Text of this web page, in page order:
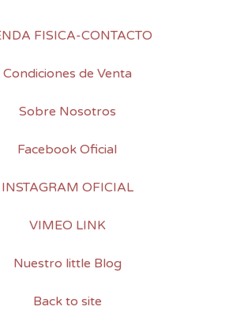
FISICA-CONTACTO
Condiciones de Venta
Sobre Nosotros
Facebook Oficial
INSTAGRAM OFICIAL
VIMEO LINK
Nuestro little Blog
Back to site